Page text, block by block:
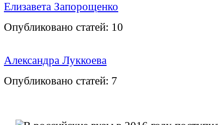
Елизавета Запорощенко
Опубликовано статей: 10
Александра Луккоева
Опубликовано статей: 7